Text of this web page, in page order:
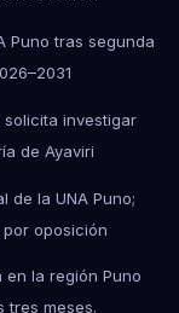
Puno tras segunda
investigar
de Ayaviri
de la UNA Puno;
oposición
en la región Puno
tres meses.